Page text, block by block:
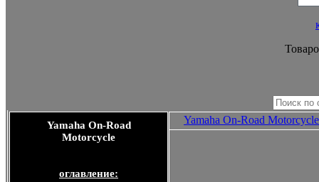
Yamaha On-Road
Motorcycle
оглавление:
Yamaha On-Road Motorcycle